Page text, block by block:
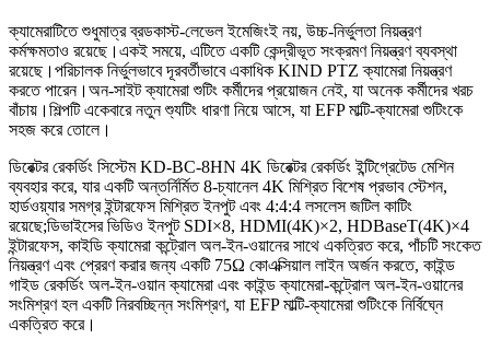
ক্যামেরাটিতে শুধুমাত্র ব্রডকাস্ট-লেভেল ইমেজিংই নয়, উচ্চ-নির্ভুলতা নিয়ন্ত্রণ
কর্মক্ষমতাও রয়েছে।একই সময়ে, এটিতে একটি কেন্দ্রীভূত সংক্রমণ নিয়ন্ত্রণ ব্যবস্থা
রয়েছে।পরিচালক নির্ভুলভাবে দূরবর্তীভাবে একাধিক KIND PTZ ক্যামেরা নিয়ন্ত্রণ
করতে পারেন।অন-সাইট ক্যামেরা শুটিং কর্মীদের প্রয়োজন নেই, যা অনেক কর্মীদের খরচ
বাঁচায়।শিল্পটি একেবারে নতুন শ্যুটিং ধারণা নিয়ে আসে, যা EFP মাল্টি-ক্যামেরা শুটিংকে
সহজ করে তোলে।
ডিরেক্টর রেকর্ডিং সিস্টেম KD-BC-8HN 4K ডিরেক্টর রেকর্ডিং ইন্টিগ্রেটেড মেশিন
ব্যবহার করে, যার একটি অন্তর্নির্মিত 8-চ্যানেল 4K মিশ্রিত বিশেষ প্রভাব স্টেশন,
হার্ডওয়্যার সমগ্র ইন্টারফেস মিশ্রিত ইনপুট এবং 4:4:4 লসলেস জটিল কাটিং
রয়েছে;ডিভাইসের ভিডিও ইনপুট SDI×8, HDMI(4K)×2, HDBaseT(4K)×4
ইন্টারফেস, কাইডি ক্যামেরা কন্ট্রোল অল-ইন-ওয়ানের সাথে একত্রিত করে, পাঁচটি সংকেত
নিয়ন্ত্রণ এবং প্রেরণ করার জন্য একটি 75Ω কোএক্সিয়াল লাইন অর্জন করতে, কাইন্ড
গাইড রেকর্ডিং অল-ইন-ওয়ান ক্যামেরা এবং কাইন্ড ক্যামেরা-কন্ট্রোল অল-ইন-ওয়ানের
সংমিশ্রণ হল একটি নিরবচ্ছিন্ন সংমিশ্রণ, যা EFP মাল্টি-ক্যামেরা শুটিংকে নির্বিঘ্নে
একত্রিত করে।